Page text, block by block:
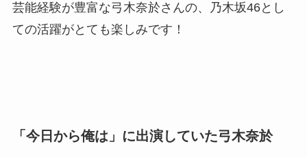
芸能経験が豊富な弓木奈於さんの、乃木坂46とし
ての活躍がとても楽しみです！
「今日から俺は」に出演していた弓木奈於